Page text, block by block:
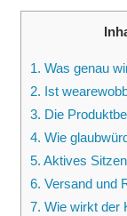
1. Was genau
2. Ist
3. Die
4. Wie
5. Aktives
6. Versand und
7. Wie wirkt der